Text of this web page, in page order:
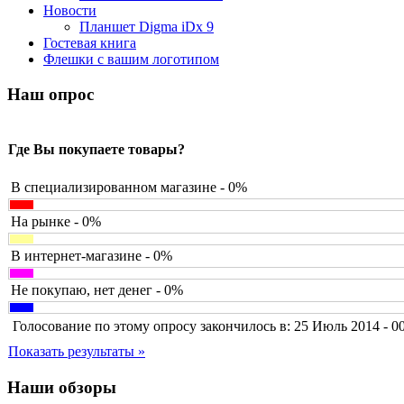
Barnes&noble(2)
Brain
Brava
Canyon
Cbr
Codegen
Cyborg
Defender
Dell
Dex(3)
Everest
Firtech
Flyper
Foxconn
Fujitsu
G-cube
Gelezka
Gembird
Gemix
Genius
Gigabyte
Новости
Планшет Digma iDx 9
Гостевая книга
Флешки с вашим логотипом
Наш опрос
Где Вы покупаете товары?
В специализированном магазине - 0%
На рынке - 0%
В интернет-магазине - 0%
Не покупаю, нет денег - 0%
Голосование по этому опросу закончилось в: 25 Июль 2014 -
Показать результаты »
Наши обзоры